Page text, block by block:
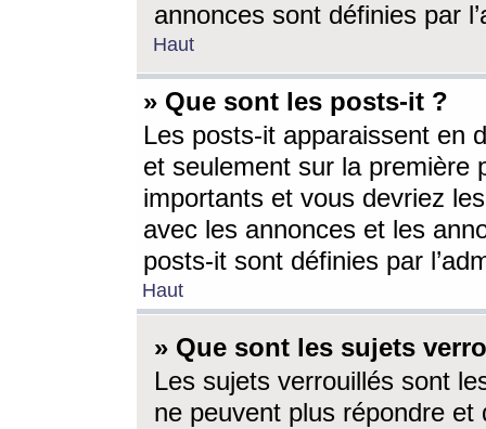
annonces sont définies par
Haut
» Que sont les posts-it ?
Les posts-it apparaissent en
et seulement sur la première
importants et vous devriez
avec les annonces et les
posts-it sont définies par
Haut
» Que sont les sujets
Les sujets verrouillés sont
ne peuvent plus répondre